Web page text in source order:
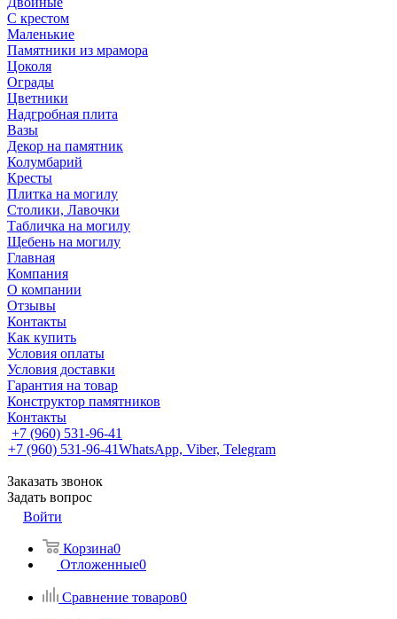
С крестом
Маленькие
Памятники из мрамора
Цоколя
Ограды
Цветники
Надгробная плита
Вазы
Декор на памятник
Колумбарий
Кресты
Плитка на могилу
Столики, Лавочки
Табличка на могилу
Щебень на могилу
Главная
Компания
О компании
Отзывы
Контакты
Как купить
Условия оплаты
Условия доставки
Гарантия на товар
Конструктор памятников
Контакты
+7 (960) 531-96-41
+7 (960) 531-96-41WhatsApp, Viber, Telegram
Заказать звонок
Задать вопрос
Войти
Корзина0
Отложенные0
Сравнение товаров0